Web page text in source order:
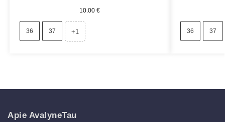
10.00€
36 37 +1 36 37
Apie AvalyneTau